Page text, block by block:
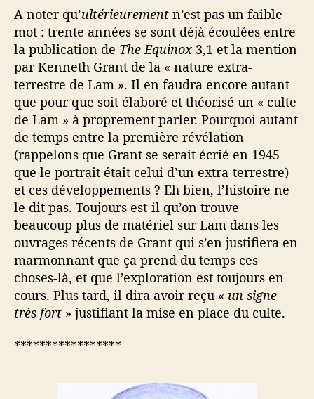
A noter qu’ultérieurement n’est pas un faible
mot : trente années se sont déjà écoulées entre
la publication de The Equinox 3,1 et la mention
par Kenneth Grant de la « nature extra-
terrestre de Lam ». Il en faudra encore autant
que pour que soit élaboré et théorisé un « culte
de Lam » à proprement parler. Pourquoi autant
de temps entre la première révélation
(rappelons que Grant se serait écrié en 1945
que le portrait était celui d’un extra-terrestre)
et ces développements ? Eh bien, l’histoire ne
le dit pas. Toujours est-il qu’on trouve
beaucoup plus de matériel sur Lam dans les
ouvrages récents de Grant qui s’en justifiera en
marmonnant que ça prend du temps ces
choses-là, et que l’exploration est toujours en
cours. Plus tard, il dira avoir reçu « un signe
très fort » justifiant la mise en place du culte.
*****************